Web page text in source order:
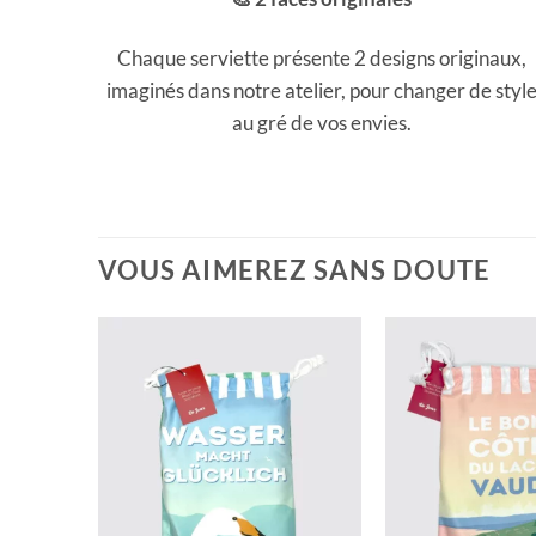
Chaque serviette présente 2 designs originaux,
imaginés dans notre atelier, pour changer de style
au gré de vos envies.
VOUS AIMEREZ SANS DOUTE